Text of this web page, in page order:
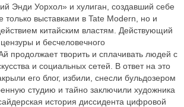
Энди Уорхол» и хулиган, создавший себе
выставками в Tate Modern, но и
китайским властям. Действующий
и бесчеловечного
продолжает творить и сплачивать людей с
и социальных сетей. В ответ на это
его блог, избили, снесли бульдозером
студию и тайно заключили художника
история диссидента цифровой